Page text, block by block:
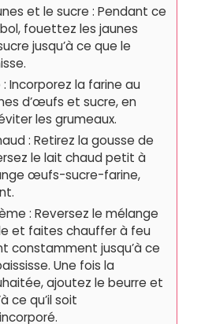
et le sucre : Pendant ce
fouettez les jaunes
jusqu’à ce que le
Incorporez la farine au
d’œufs et sucre, en
les grumeaux.
: Retirez la gousse de
le lait chaud petit à
œufs-sucre-farine,
: Reversez le mélange
et faites chauffer à feu
constamment jusqu’à ce
Une fois la
ajoutez le beurre et
ce qu’il soit